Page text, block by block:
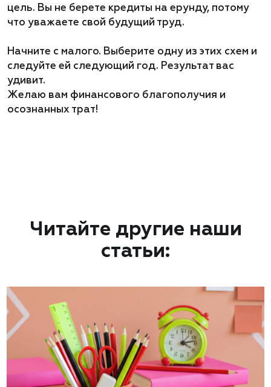
цель. Вы не берете кредиты на ерунду, потому
что уважаете свой будущий труд.
Начните с малого. Выберите одну из этих схем и
следуйте ей следующий год. Результат вас
удивит.
Желаю вам финансового благополучия и
осознанных трат!
Читайте другие наши
статьи: